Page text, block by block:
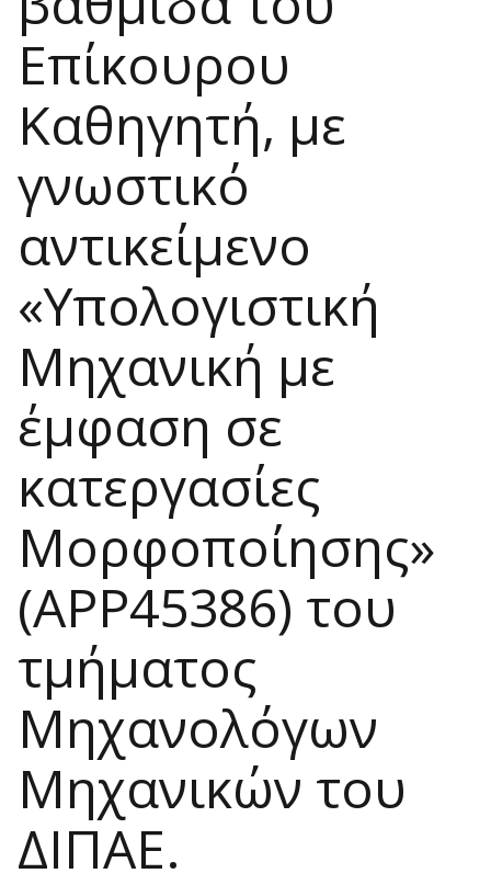
Επίκουρου
Καθηγητή, με
γνωστικό
αντικείμενο
«Υπολογιστική
Μηχανική με
έμφαση σε
κατεργασίες
Μορφοποίησης»
(APP45386) του
τμήματος
Μηχανολόγων
Μηχανικών του
ΔΙΠΑΕ.